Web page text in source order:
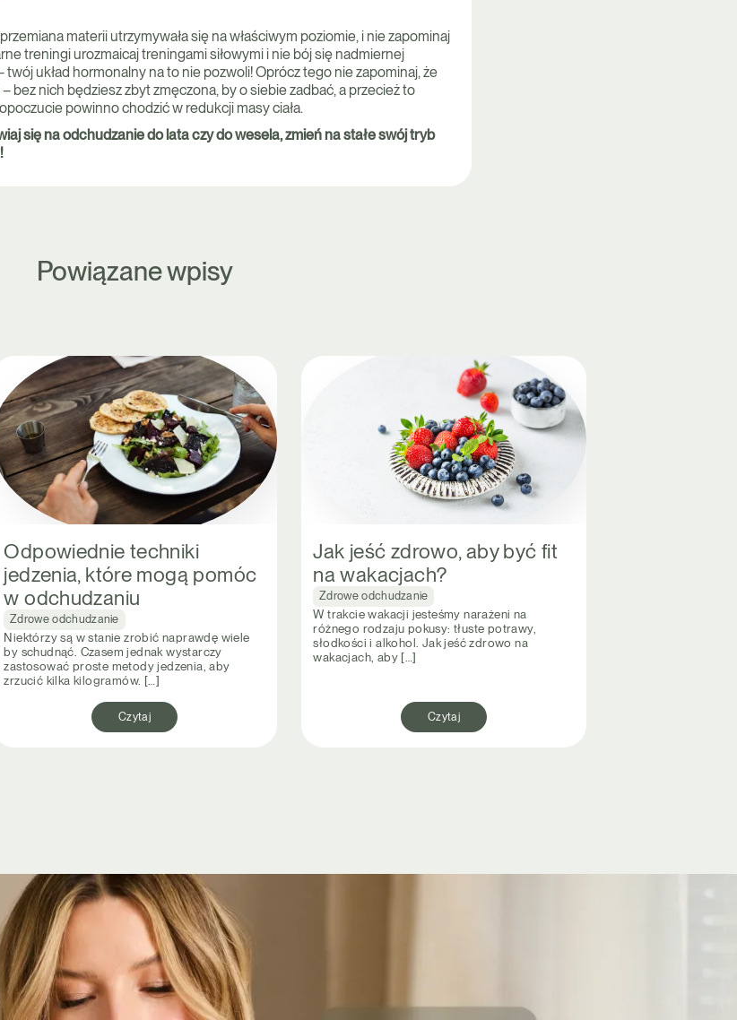
materii utrzymywała się na właściwym poziomie, i nie zapominaj
treningi urozmaicaj treningami siłowymi i nie bój się nadmiernej
układ hormonalny na to nie pozwoli! Oprócz tego nie zapominaj, że
bez nich będziesz zbyt zmęczona, by o siebie zadbać, a przecież to
powinno chodzić w redukcji masy ciała.
się na odchudzanie do lata czy do wesela, zmień na stałe swój tryb
Powiązane wpisy
Odpowiednie techniki
jedzenia, które mogą pomóc
w odchudzaniu
Zdrowe odchudzanie
Niektórzy są w stanie zrobić naprawdę wiele
by schudnąć. Czasem jednak wystarczy
zastosować proste metody jedzenia, aby
zrzucić kilka kilogramów. […]
Czytaj
Jak jeść zdrowo, aby być fit
na wakacjach?
Zdrowe odchudzanie
W trakcie wakacji jesteśmy narażeni na
różnego rodzaju pokusy: tłuste potrawy,
słodkości i alkohol. Jak jeść zdrowo na
wakacjach, aby […]
Czytaj